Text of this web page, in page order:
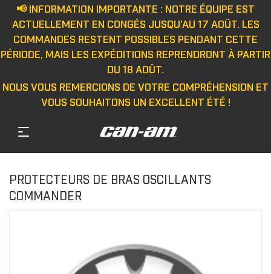
📢 INFORMATION IMPORTANTE : NOTRE ÉQUIPE EST
ACTUELLEMENT EN CONGÉS JUSQU'AU 17 AOÛT. LES
COMMANDES RESTENT POSSIBLES PENDANT CETTE
PÉRIODE, MAIS LES EXPÉDITIONS REPRENDRONT À PARTIR
DU 18 AOÛT.
NOUS VOUS REMERCIONS DE VOTRE COMPRÉHENSION ET
VOUS SOUHAITONS UN EXCELLENT ÉTÉ !
PROTECTEURS DE BRAS OSCILLANTS
COMMANDER